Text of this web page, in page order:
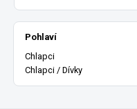
Pohlaví
Chlapci
Chlapci / Dívky